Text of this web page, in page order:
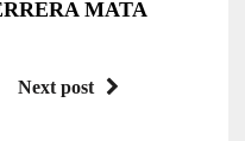
MATA
Next post